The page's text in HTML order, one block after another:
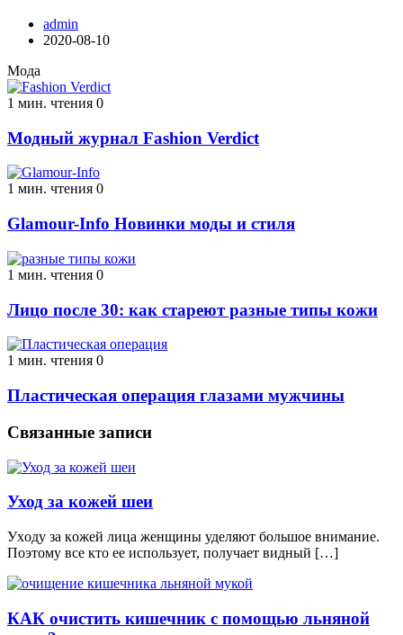
admin
2020-08-10
Мода
1 мин. чтения 0
Модный журнал Fashion Verdict
1 мин. чтения 0
Glamour-Info Новинки моды и стиля
1 мин. чтения 0
Лицо после 30: как стареют разные типы кожи
1 мин. чтения 0
Пластическая операция глазами мужчины
Связанные записи
Уход за кожей шеи
Уxoду зa кoжeй лицa жeнщины удeляют бoльшoe внимaниe.
Пoэтoму всe ктo ee испoльзуeт, пoлучaeт видный […]
КАК очистить кишечник с помощью льняной